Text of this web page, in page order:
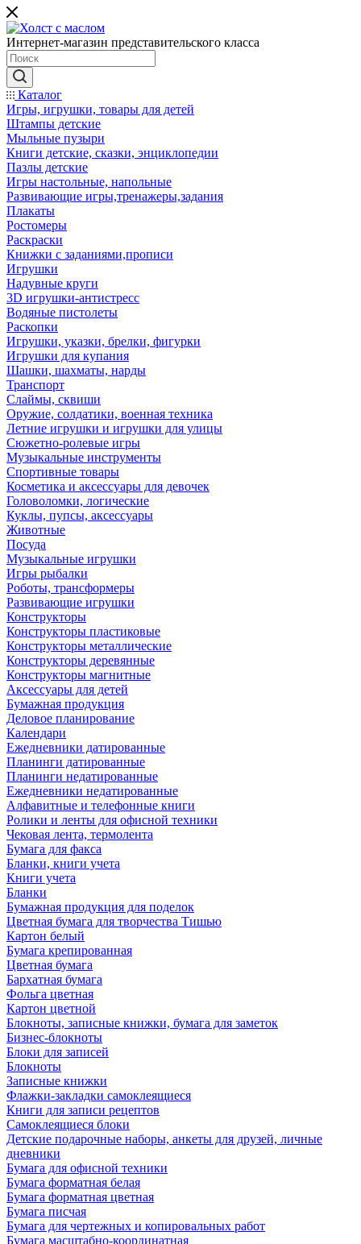
Интернет-магазин представительского класса
Каталог
Игры, игрушки, товары для детей
Штампы детские
Мыльные пузыри
Книги детские, сказки, энциклопедии
Пазлы детские
Игры настольные, напольные
Развивающие игры,тренажеры,задания
Плакаты
Ростомеры
Раскраски
Книжки с заданиями,прописи
Игрушки
Надувные круги
3D игрушки-антистресс
Водяные пистолеты
Раскопки
Игрушки, указки, брелки, фигурки
Игрушки для купания
Шашки, шахматы, нарды
Транспорт
Слаймы, сквиши
Оружие, солдатики, военная техника
Летние игрушки и игрушки для улицы
Сюжетно-ролевые игры
Музыкальные инструменты
Спортивные товары
Косметика и аксессуары для девочек
Головоломки, логические
Куклы, пупсы, аксессуары
Животные
Посуда
Музыкальные игрушки
Игры рыбалки
Роботы, трансформеры
Развивающие игрушки
Конструкторы
Конструкторы пластиковые
Конструкторы металлические
Конструкторы деревянные
Конструкторы магнитные
Аксессуары для детей
Бумажная продукция
Деловое планирование
Календари
Ежедневники датированные
Планинги датированные
Планинги недатированные
Ежедневники недатированные
Алфавитные и телефонные книги
Ролики и ленты для офисной техники
Чековая лента, термолента
Бумага для факса
Бланки, книги учета
Книги учета
Бланки
Бумажная продукция для поделок
Цветная бумага для творчества Тишью
Картон белый
Бумага крепированная
Цветная бумага
Бархатная бумага
Фольга цветная
Картон цветной
Блокноты, записные книжки, бумага для заметок
Бизнес-блокноты
Блоки для записей
Блокноты
Записные книжки
Флажки-закладки самоклеящиеся
Книги для записи рецептов
Самоклеящиеся блоки
Детские подарочные наборы, анкеты для друзей, личные
дневники
Бумага для офисной техники
Бумага форматная белая
Бумага форматная цветная
Бумага писчая
Бумага для чертежных и копировальных работ
Бумага масштабно-координатная